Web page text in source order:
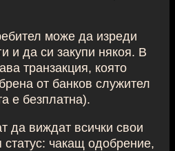
може да изреди
и да си закупи някоя. В
транзакция, която
от банков служител
е безплатна).
да виждат всички свои
статус: чакащ одобрение,